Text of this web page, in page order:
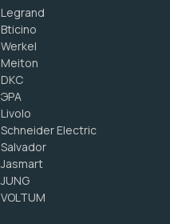
Legrand
Bticino
Werkel
Meiton
DKC
ЭРА
Livolo
Schneider Electric
Salvador
Jasmart
JUNG
VOLTUM